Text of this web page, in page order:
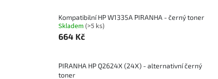
Kompatibilní HP W1335A PIRANHA - černý toner
Skladem (>5 ks)
664 Kč
PIRANHA HP Q2624X (24X) - alternativní černý
toner